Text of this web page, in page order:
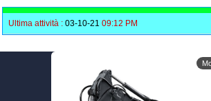
Ultima attività : 03-10-21 09:12 PM